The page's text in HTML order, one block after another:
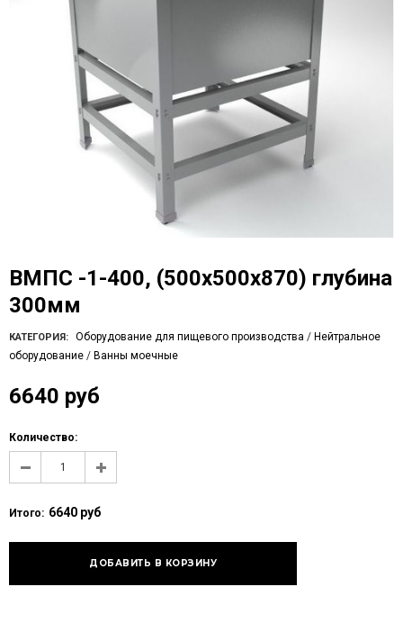
ВМПС -1-400, (500х500х870) глубина
300мм
КАТЕГОРИЯ: Оборудование для пищевого производства / Нейтральное
оборудование / Ванны моечные
6640 руб
Количество:
Итого: 6640 руб